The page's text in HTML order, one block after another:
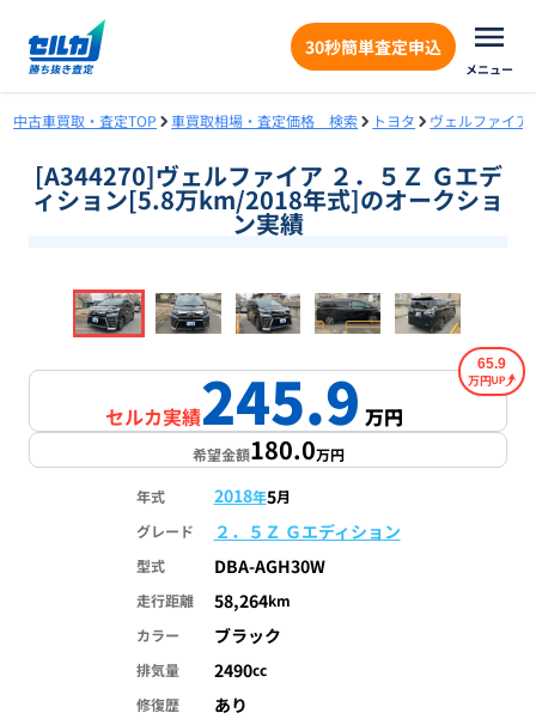
30秒簡単査定申込
メニュー
中古車買取・査定TOP 車買取相場・査定価格 検索 トヨタ ヴェルファイア
[A344270]ヴェルファイア ２．５Ｚ Ｇエデ
ィション[5.8万km/2018年式]のオークショ
ン実績
1/18
セルカ実績245.9万円
65.9
万円
希望金額180.0万円
年式 2018年5月
グレード
２．５Ｚ Ｇエディション
型式 DBA-AGH30W
走行距離 58,264km
カラー
ブラック
排気量 2490cc
修復歴
あり